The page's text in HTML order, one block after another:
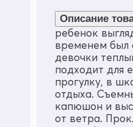
Прорезной
Утеплитель
Тинсулейт
Утеплитель в
от 200 до 295
Рассчитан
от + 5° до -30°
Коллекция
Описание
ребенок
временем был
девочки
подходит для
прогулку, в
отдыха.
капюшон и
от ветра.